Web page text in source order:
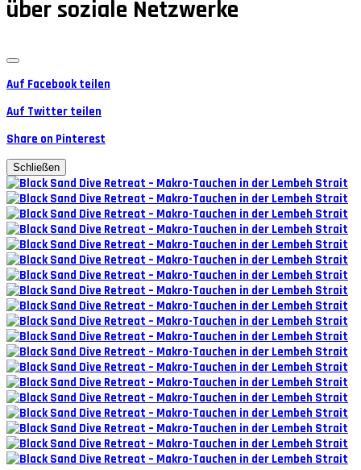
über soziale Netzwerke
Auf Facebook teilen
Auf Twitter teilen
Share on Pinterest
Schließen